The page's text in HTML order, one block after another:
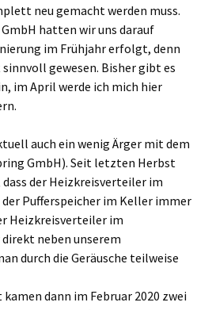
neu gemacht werden muss.
hatten wir uns darauf
im Frühjahr erfolgt, denn
gewesen. Bisher gibt es
im April werde ich mich hier
auch ein wenig Ärger mit dem
GmbH). Seit letzten Herbst
der Heizkreisverteiler im
der Pufferspeicher im Keller immer
Heizkreisverteiler im
neben unserem
durch die Geräusche teilweise
dann im Februar 2020 zwei